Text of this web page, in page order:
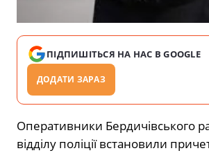
ПІДПИШІТЬСЯ НА НАС В GOOGLE
ДОДАТИ ЗАРАЗ
Оперативники Бердичівського
відділу поліції встановили